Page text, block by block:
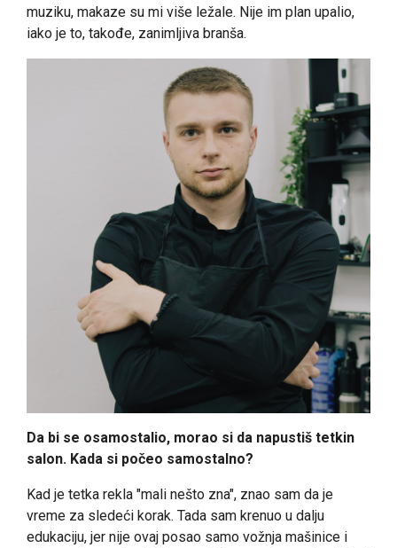
muziku, makaze su mi više ležale. Nije im plan upalio,
iako je to, takođe, zanimljiva branša.
Da bi se osamostalio, morao si da napustiš tetkin
salon. Kada si počeo samostalno?
Kad je tetka rekla "mali nešto zna", znao sam da je
vreme za sledeći korak. Tada sam krenuo u dalju
edukaciju, jer nije ovaj posao samo vožnja mašinice i